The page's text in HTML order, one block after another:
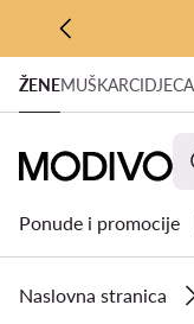
PRIJEĐI NA
PRIJEĐI NA
ŽENEMUŠKARCIDJECA
Ponude i promocije
Naslovna stranica